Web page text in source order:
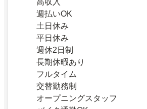
週払いOK
土日休み
平日休み
週休2日制
長期休暇あり
フルタイム
交替勤務制
オープニングスタッフ